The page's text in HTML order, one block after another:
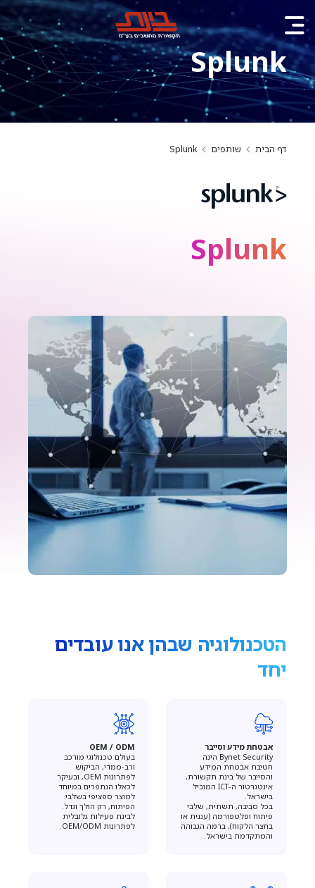
Splunk
דף הבית שותפים Splunk
Splunk
הטכנולוגיה שבהן אנו עובדים
יחד
אבטחת מידע וסייבר
Bynet Security הינה
חטיבת אבטחת המידע
והסייבר של בינת תקשורת,
אינטגרטור ה-ICT המוביל
בישראל.
בכל סביבה, תשתית, שלבי
פיתוח ופלטפורמה (עננית או
בחצר הלקוח), ברמה הגבוהה
והמתקדמת בישראל.
OEM / ODM
בעולם טכנולוגי מורכב
ורב-ממדי, הביקוש
לפתרונות OEM, ובעיקר
לכאלו הנתפרים במיוחד
למוצר ספציפי בשלבי
הפיתוח, רק הולך וגדל.
לבינת פעילות גלובלית
לפתרונות OEM/ODM.